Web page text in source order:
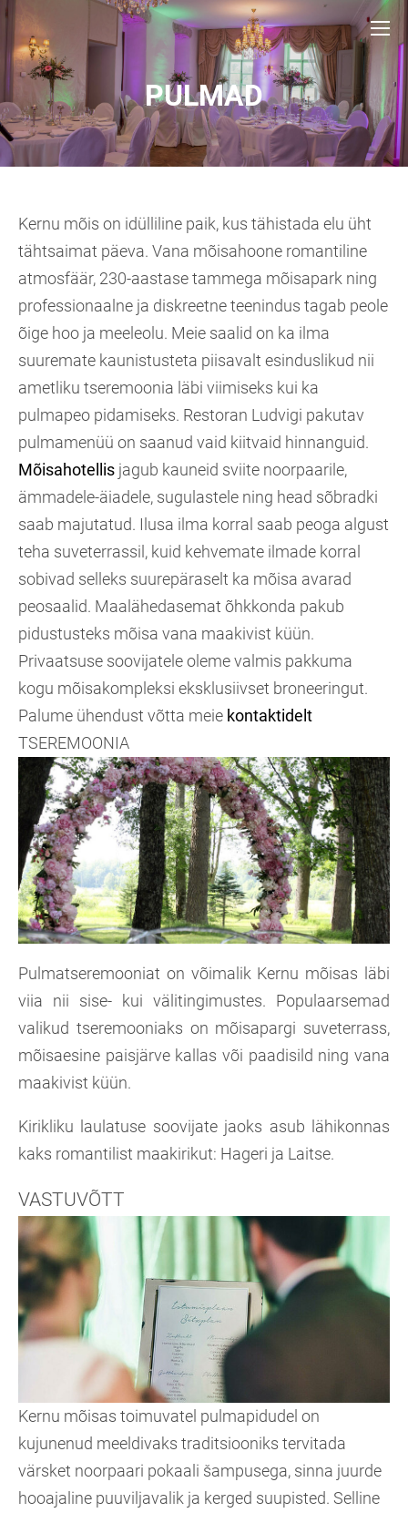
PULMAD
Kernu mõis on idülliline paik, kus tähistada elu üht
tähtsaimat päeva. Vana mõisahoone romantiline
atmosfäär, 230-aastase tammega mõisapark ning
professionaalne ja diskreetne teenindus tagab peole
õige hoo ja meeleolu. Meie saalid on ka ilma
suuremate kaunistusteta piisavalt esinduslikud nii
ametliku tseremoonia läbi viimiseks kui ka
pulmapeo pidamiseks. Restoran Ludvigi pakutav
pulmamenüü on saanud vaid kiitvaid hinnanguid.
Mõisahotellis jagub kauneid sviite noorpaarile,
ämmadele-äiadele, sugulastele ning head sõbradki
saab majutatud. Ilusa ilma korral saab peoga algust
teha suveterrassil, kuid kehvemate ilmade korral
sobivad selleks suurepäraselt ka mõisa avarad
peosaalid. Maalähedasemat õhkkonda pakub
pidustusteks mõisa vana maakivist küün.
Privaatsuse soovijatele oleme valmis pakkuma
kogu mõisakompleksi eksklusiivset broneeringut.
Palume ühendust võtta meie kontaktidelt
TSEREMOONIA
Pulmatseremooniat on võimalik Kernu mõisas läbi
viia nii sise- kui välitingimustes. Populaarsemad
valikud tseremooniaks on mõisapargi suveterrass,
mõisaesine paisjärve kallas või paadisild ning vana
maakivist küün.
Kirikliku laulatuse soovijate jaoks asub lähikonnas
kaks romantilist maakirikut: Hageri ja Laitse.
VASTUVÕTT
Kernu mõisas toimuvatel pulmapidudel on
kujunenud meeldivaks traditsiooniks tervitada
värsket noorpaari pokaali šampusega, sinna juurde
hooajaline puuviljavalik ja kerged suupisted. Selline